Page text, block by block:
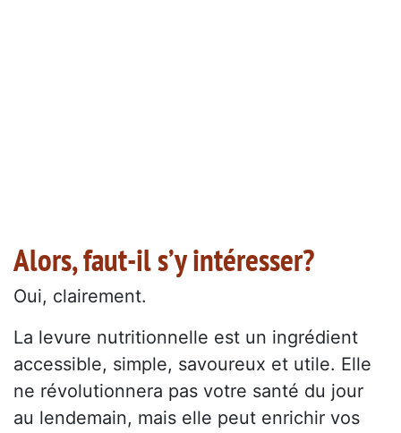
Alors, faut-il s’y intéresser?
Oui, clairement.
La levure nutritionnelle est un ingrédient
accessible, simple, savoureux et utile. Elle
ne révolutionnera pas votre santé du jour
au lendemain, mais elle peut enrichir vos